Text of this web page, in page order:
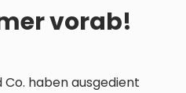
vorab!
haben ausgedient